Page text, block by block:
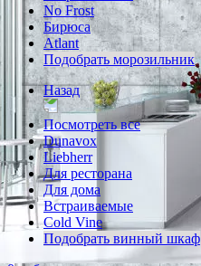
No Frost
Бирюса
Atlant
Подобрать морозильник
Назад
Посмотреть все
Dunavox
Liebherr
Для ресторана
Для дома
Встраиваемые
Cold Vine
Подобрать винный шкаф